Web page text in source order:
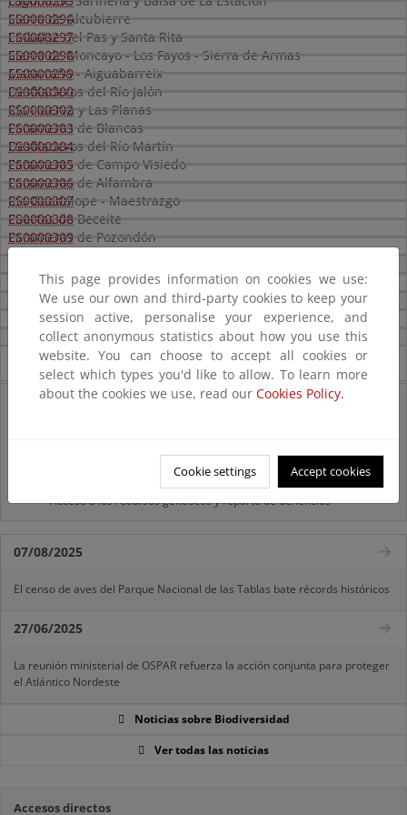
Sierra de Alcubierre
ES0000296
Embalse del Pas y Santa Rita
ES0000297
Sierra de Moncayo - Los Fayos - Sierra de Armas
ES0000298
Matarraña - Aiguabarreix
ES0000299
Desfiladeros del Río Jalón
ES0000300
Río Huerva y Las Planas
ES0000302
Parameras de Blancas
ES0000303
Desfiladeros del Río Martín
ES0000304
Parameras de Campo Visiedo
ES0000305
Parameras de Alfambra
ES0000306
Río Guadalope - Maestrazgo
ES0000307
Puertos de Beceite
ES0000308
Parameras de Pozondón
ES0000309
Montes Universales - Sierra del Tremedal
ES0000539
Montes de Alfajarín y Saso de Osera
ES0000553
Hoces del río Piedra
ES2410069
Sierra de Esdolomada y Morrones de Güel
ES2430090
Dehesa de Rueda - Montolar
ES2430101
Muelas del Jiloca: El Campo y La Torreta
ES2430105
Hoces del Río Mesa
Novedades
Listas patrón
Preguntas frecuentes...
Acceso a los recursos genéticos y reparto de beneficios
07/08/2025
El censo de aves del Parque Nacional de las Tablas bate récords históricos
27/06/2025
La reunión ministerial de OSPAR refuerza la acción conjunta para proteger
el Atlántico Nordeste
Noticias sobre Biodiversidad
Ver todas las noticias
Accesos directos
This page provides information on cookies we use:
We use our own and third-party cookies to keep your
session active, personalise your experience, and
collect anonymous statistics about how you use this
website. You can choose to accept all cookies or
select which types you'd like to allow. To learn more
about the cookies we use, read our Cookies Policy.
Cookie settings Accept cookies